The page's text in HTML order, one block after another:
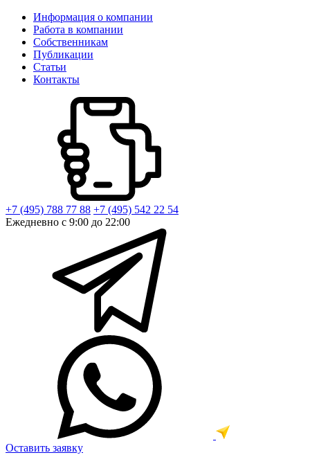
Информация о компании
Работа в компании
Собственникам
Публикации
Статьи
Контакты
+7 (495) 788 77 88 +7 (495) 542 22 54
Ежедневно с 9:00 до 22:00
Оставить заявку